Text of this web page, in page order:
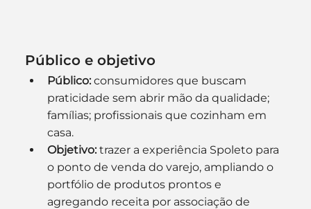
Público e objetivo
Público: consumidores que buscam
praticidade sem abrir mão da qualidade;
famílias; profissionais que cozinham em
casa.
Objetivo: trazer a experiência Spoleto para
o ponto de venda do varejo, ampliando o
portfólio de produtos prontos e
agregando receita por associação de